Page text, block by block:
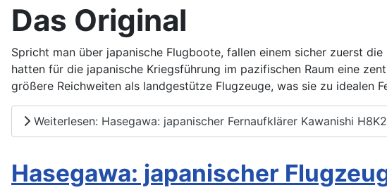
Das Original
Spricht man über japanische Flugboote, fallen einem sicher zuerst
hatten für die japanische Kriegsführung im pazifischen Raum eine
größere Reichweiten als landgestütze Flugzeuge, was sie zu idealen
Weiterlesen: Hasegawa: japanischer Fernaufklärer Kawanishi
Hasegawa: japanischer